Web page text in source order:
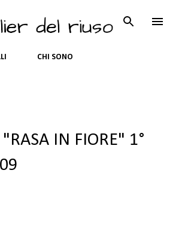
Passa ai contenuti principali
CHI SONO
IN FIORE" 1°